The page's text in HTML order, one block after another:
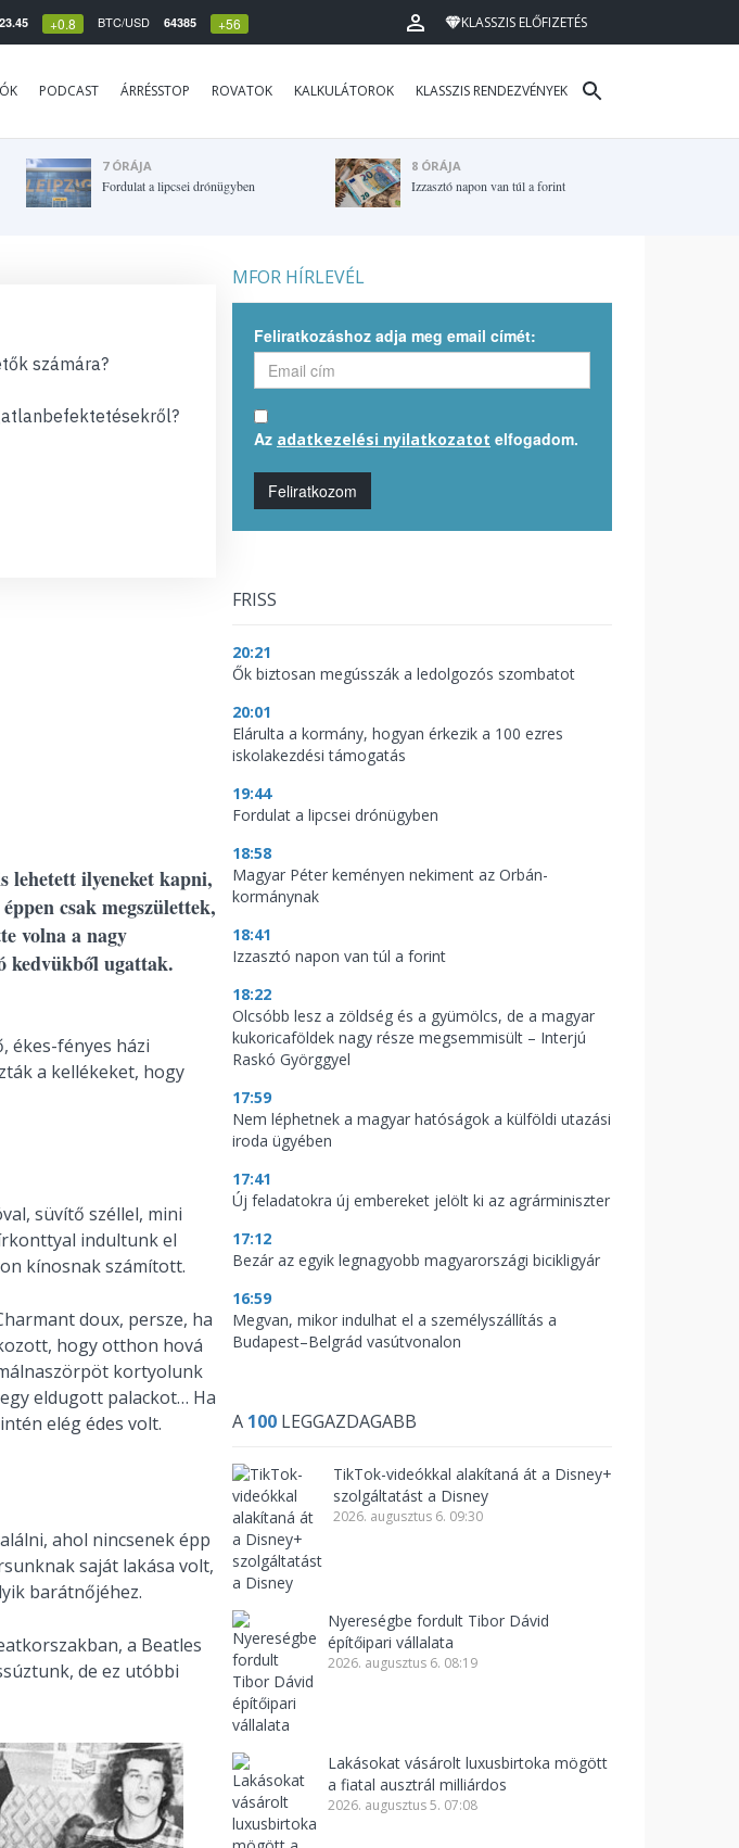
+0.8 BTC/USD 64385 +56 KLASSZIS ELŐFIZETÉS
PODCAST ÁRRÉSSTOP ROVATOK KALKULÁTOROK KLASSZIS RENDEZVÉNYEK
7 ÓRÁJA
Fordulat a lipcsei drónügyben
8 ÓRÁJA
Izzasztó napon van túl a forint
számára?
lehetett ilyeneket kapni,
csak megszülettek,
volna a nagy
kedvükből ugattak.
ékes-fényes házi
a kellékeket, hogy
süvítő széllel, mini
indultunk el
kínosnak számított.
doux, persze, ha
hogy otthon hová
kortyolunk
eldugott palackot… Ha
elég édes volt.
ahol nincsenek épp
saját lakása volt,
barátnőjéhez.
a Beatles
de ez utóbbi
MFOR HÍRLEVÉL
Feliratkozáshoz adja meg email címét:
Az adatkezelési nyilatkozatot elfogadom.
Feliratkozom
FRISS
20:21
Ők biztosan megússzák a ledolgozós szombatot
20:01
Elárulta a kormány, hogyan érkezik a 100 ezres
iskolakezdési támogatás
19:44
Fordulat a lipcsei drónügyben
18:58
Magyar Péter keményen nekiment az Orbán-
kormánynak
18:41
Izzasztó napon van túl a forint
18:22
Olcsóbb lesz a zöldség és a gyümölcs, de a magyar
kukoricaföldek nagy része megsemmisült – Interjú
Raskó Györggyel
17:59
Nem léphetnek a magyar hatóságok a külföldi utazási
iroda ügyében
17:41
Új feladatokra új embereket jelölt ki az agrárminiszter
17:12
Bezár az egyik legnagyobb magyarországi bicikligyár
16:59
Megvan, mikor indulhat el a személyszállítás a
Budapest–Belgrád vasútvonalon
A 100 LEGGAZDAGABB
TikTok-videókkal alakítaná át a Disney+
szolgáltatást a Disney
2026. augusztus 6. 09:30
Nyereségbe fordult Tibor Dávid
építőipari vállalata
2026. augusztus 6. 08:19
Lakásokat vásárolt luxusbirtoka mögött
a fiatal ausztrál milliárdos
2026. augusztus 5. 07:08